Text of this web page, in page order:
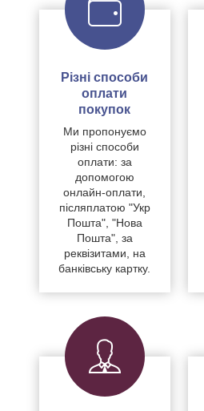
Різні способи
оплати
покупок
Ми пропонуємо
різні способи
оплати: за
допомогою
онлайн-оплати,
післяплатою "Укр
Пошта", "Нова
Пошта", за
реквізитами, на
банківську картку.